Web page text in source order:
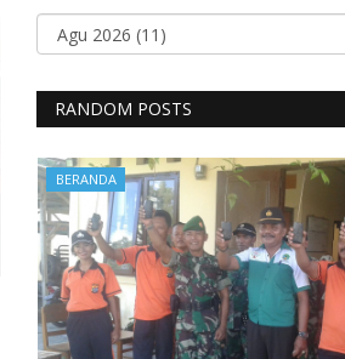
RANDOM POSTS
BERANDA